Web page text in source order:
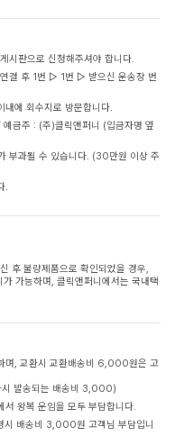
시판으로 신청해주셔야 합니다.
결 후 1번 ▷ 1번 ▷ 받으신 운송장 번
에 회수지로 방문합니다.
주 : (주)클릭앤퍼니 (입금자명 옆
부과될 수 있습니다. (30만원 이상 주
.
후 불량제품으로 확인되었을 경우,
가능하며, 클릭앤퍼니에서는 국내택
며, 교환시 교환배송비 6,000원은 고
발송되는 배송비 3,000)
서 왕복 운임을 모두 부담합니다.
시 배송비 3,000원 고객님 부담입니